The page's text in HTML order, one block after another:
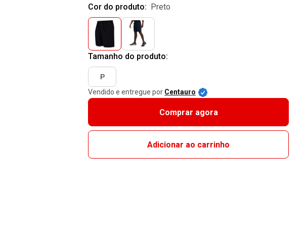
Cor do produto:
preto
Tamanho do produto:
P
Vendido e entregue por Centauro
Comprar agora
Adicionar ao carrinho